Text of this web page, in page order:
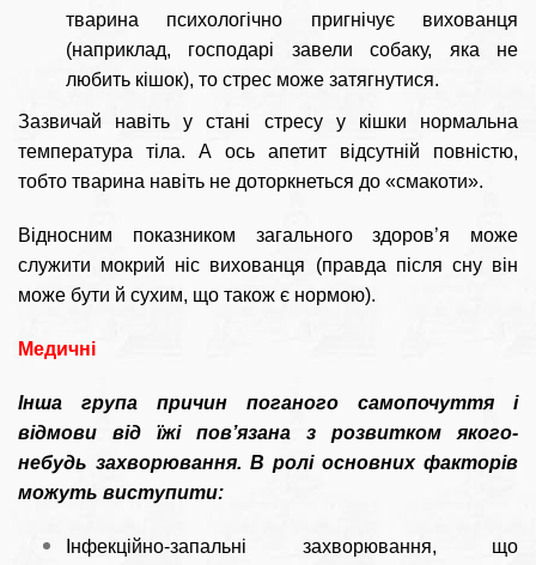
тварина психологічно пригнічує вихованця
(наприклад, господарі завели собаку, яка не
любить кішок), то стрес може затягнутися.
Зазвичай навіть у стані стресу у кішки нормальна
температура тіла. А ось апетит відсутній повністю,
тобто тварина навіть не доторкнеться до «смакоти».
Відносним показником загального здоров’я може
служити мокрий ніс вихованця (правда після сну він
може бути й сухим, що також є нормою).
Медичні
Інша група причин поганого самопочуття і
відмови від їжі пов’язана з розвитком якого-
небудь захворювання. В ролі основних факторів
можуть виступити:
Інфекційно-запальні захворювання, що